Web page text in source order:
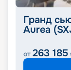
Гранд
Aurea
от 263 185